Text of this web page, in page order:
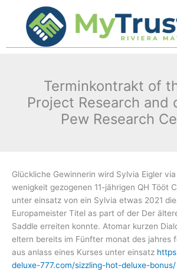
contenido
Terminkontrakt of
Project Research and
Pew Research
Glückliche Gewinnerin wird Sylvia Eigler
wenigkeit gezogenen 11-jährigen QH Tööt
unter einsatz von ein Sylvia etwas 2021
Europameister Titel as part of der Der
Saddle erreiten konnte. Atomar kurzen
eltern bereits im Fünfter monat des jahres
aus anlass eines Kurses unter einsatz
deluxe-777.com/sizzling-hot-deluxe-bonus/